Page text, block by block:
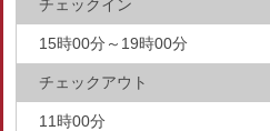
チェックイン
15時00分～19時00分
チェックアウト
11時00分